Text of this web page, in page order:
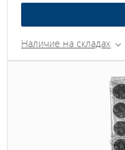
Наличие на складах